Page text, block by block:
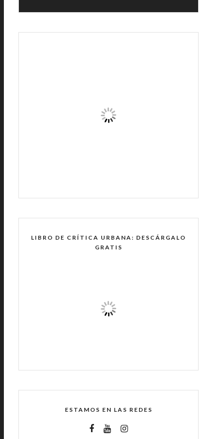
LIBRO DE CRÍTICA URBANA: DESCÁRGALO
GRATIS
ESTAMOS EN LAS REDES